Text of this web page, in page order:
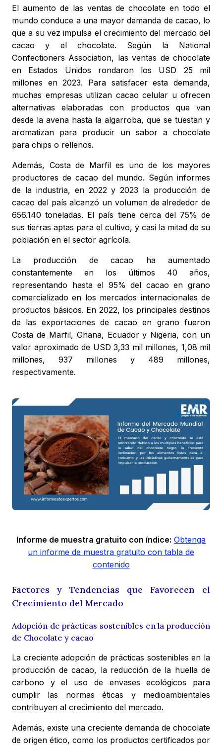
El aumento de las ventas de chocolate en todo el
mundo conduce a una mayor demanda de cacao, lo
que a su vez impulsa el crecimiento del mercado del
cacao y el chocolate. Según la National
Confectioners Association, las ventas de chocolate
en Estados Unidos rondaron los USD 25 mil
millones en 2023. Para satisfacer esta demanda,
muchas empresas utilizan cacao celular u ofrecen
alternativas elaboradas con productos que van
desde la avena hasta la algarroba, que se tuestan y
aromatizan para producir un sabor a chocolate
para chips o rellenos.
Además, Costa de Marfil es uno de los mayores
productores de cacao del mundo. Según informes
de la industria, en 2022 y 2023 la producción de
cacao del país alcanzó un volumen de alrededor de
656.140 toneladas. El país tiene cerca del 75% de
sus tierras aptas para el cultivo, y casi la mitad de su
población en el sector agrícola.
La producción de cacao ha aumentado
constantemente en los últimos 40 años,
representando hasta el 95% del cacao en grano
comercializado en los mercados internacionales de
productos básicos. En 2022, los principales destinos
de las exportaciones de cacao en grano fueron
Costa de Marfil, Ghana, Ecuador y Nigeria, con un
valor aproximado de USD 3,33 mil millones, 1,08 mil
millones, 937 millones y 489 millones,
respectivamente.
Informe de muestra gratuito con índice: Obtenga
un informe de muestra gratuito con tabla de
contenido
Factores y Tendencias que Favorecen el
Crecimiento del Mercado
Adopción de prácticas sostenibles en la producción
de Chocolate y cacao
La creciente adopción de prácticas sostenibles en la
producción de cacao, la reducción de la huella de
carbono y el uso de envases ecológicos para
cumplir las normas éticas y medioambientales
contribuyen al crecimiento del mercado.
Además, existe una creciente demanda de chocolate
de origen ético, como los productos certificados por